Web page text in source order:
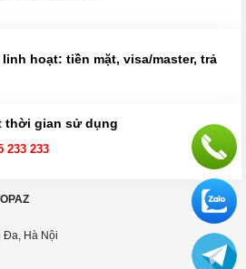
hoạt: tiền mặt, visa/master, trả
thời gian sử dụng
233 233
Đa, Hà Nội